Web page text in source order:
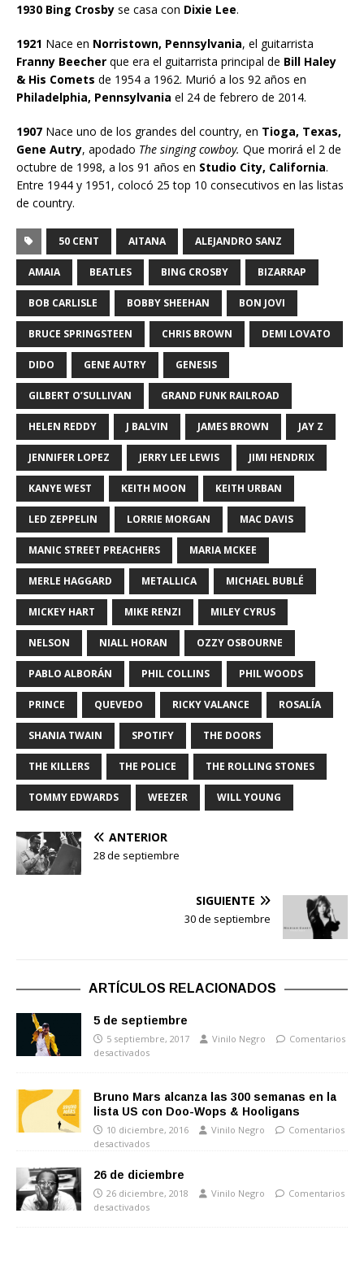
1930 Bing Crosby se casa con Dixie Lee.
1921 Nace en Norristown, Pennsylvania, el guitarrista
Franny Beecher que era el guitarrista principal de Bill Haley
& His Comets de 1954 a 1962. Murió a los 92 años en
Philadelphia, Pennsylvania el 24 de febrero de 2014.
1907 Nace uno de los grandes del country, en Tioga, Texas,
Gene Autry, apodado The singing cowboy. Que morirá el 2 de
octubre de 1998, a los 91 años en Studio City, California.
Entre 1944 y 1951, colocó 25 top 10 consecutivos en las listas
de country.
50 CENT AITANA ALEJANDRO SANZ
AMAIA BEATLES BING CROSBY BIZARRAP
BOB CARLISLE BOBBY SHEEHAN BON JOVI
BRUCE SPRINGSTEEN CHRIS BROWN DEMI LOVATO
DIDO GENE AUTRY GENESIS
GILBERT O’SULLIVAN GRAND FUNK RAILROAD
HELEN REDDY J BALVIN JAMES BROWN JAY Z
JENNIFER LOPEZ JERRY LEE LEWIS JIMI HENDRIX
KANYE WEST KEITH MOON KEITH URBAN
LED ZEPPELIN LORRIE MORGAN MAC DAVIS
MANIC STREET PREACHERS MARIA MCKEE
MERLE HAGGARD METALLICA MICHAEL BUBLÉ
MICKEY HART MIKE RENZI MILEY CYRUS
NELSON NIALL HORAN OZZY OSBOURNE
PABLO ALBORÁN PHIL COLLINS PHIL WOODS
PRINCE QUEVEDO RICKY VALANCE ROSALÍA
SHANIA TWAIN SPOTIFY THE DOORS
THE KILLERS THE POLICE THE ROLLING STONES
TOMMY EDWARDS WEEZER WILL YOUNG
ANTERIOR
28 de septiembre
SIGUIENTE
30 de septiembre
ARTÍCULOS RELACIONADOS
5 de septiembre
5 septiembre, 2017 Vinilo Negro
Comentarios
desactivados
Bruno Mars alcanza las 300 semanas en la
lista US con Doo-Wops & Hooligans
10 diciembre, 2016 Vinilo Negro
Comentarios
desactivados
26 de diciembre
26 diciembre, 2018 Vinilo Negro
Comentarios
desactivados